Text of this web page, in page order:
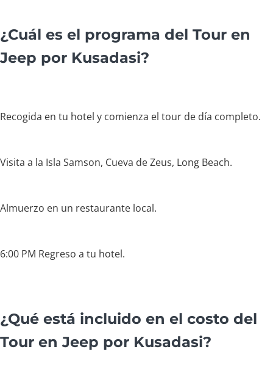
¿Cuál es el programa del Tour en
Jeep por Kusadasi?
Recogida en tu hotel y comienza el tour de día completo.
Visita a la Isla Samson, Cueva de Zeus, Long Beach.
Almuerzo en un restaurante local.
6:00 PM Regreso a tu hotel.
¿Qué está incluido en el costo del
Tour en Jeep por Kusadasi?